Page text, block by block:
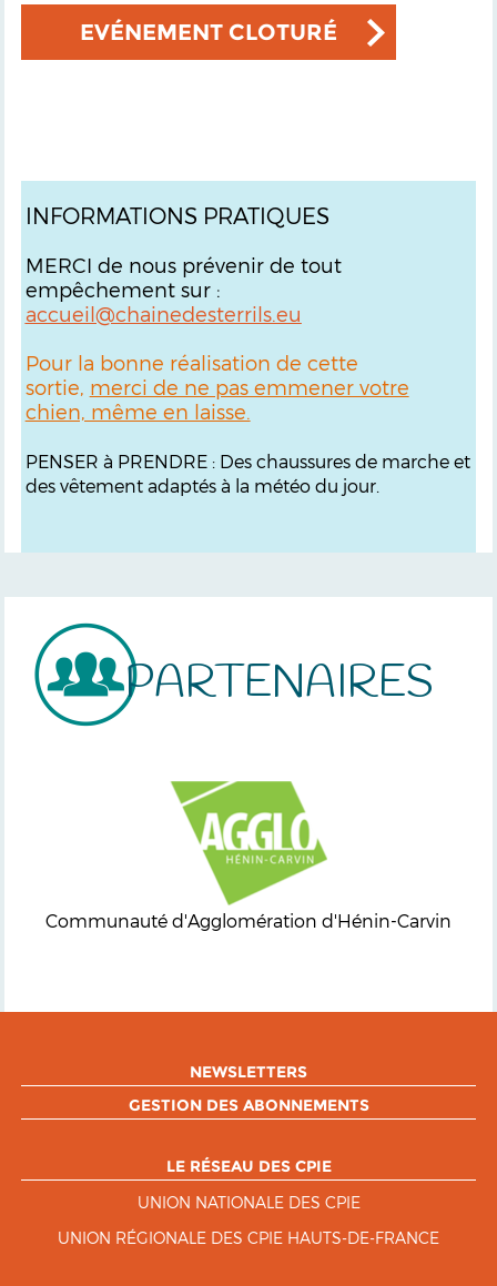
EVÉNEMENT CLOTURÉ
INFORMATIONS PRATIQUES
MERCI de nous prévenir de tout
empêchement sur :
accueil@chainedesterrils.eu
Pour la bonne réalisation de cette
sortie, merci de ne pas emmener votre
chien, même en laisse.
PENSER à PRENDRE : Des chaussures de marche et
des vêtement adaptés à la météo du jour.
PARTENAIRES
Communauté d'Agglomération d'Hénin-Carvin
NEWSLETTERS
GESTION DES ABONNEMENTS
LE RÉSEAU DES CPIE
UNION NATIONALE DES CPIE
UNION RÉGIONALE DES CPIE HAUTS-DE-FRANCE